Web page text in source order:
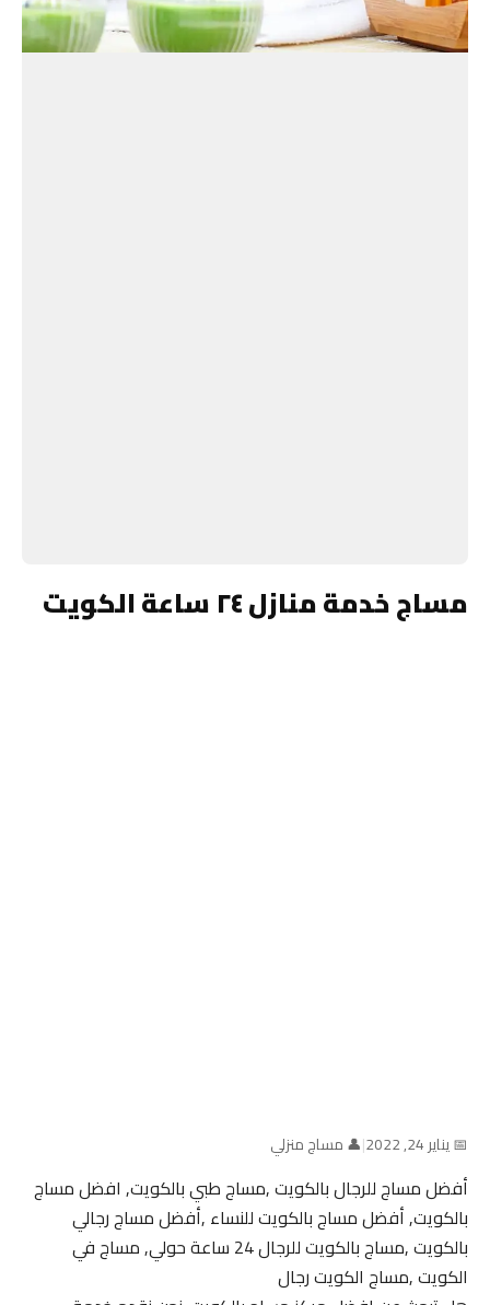
مساج خدمة منازل ٢٤ ساعة الكويت
📅 يناير 24, 2022 |👤 مساج منزلي
أفضل مساج للرجال بالكويت ,مساج طبي بالكويت, افضل مساج
بالكويت, أفضل مساج بالكويت للنساء ,أفضل مساج رجالي
بالكويت ,مساج بالكويت للرجال 24 ساعة حولي, مساج في
الكويت ,مساج الكويت رجال